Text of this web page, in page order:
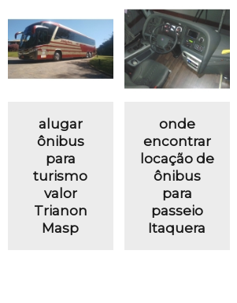
alugar
ônibus
para
turismo
valor
Trianon
Masp
onde
encontrar
locação de
ônibus
para
passeio
Itaquera